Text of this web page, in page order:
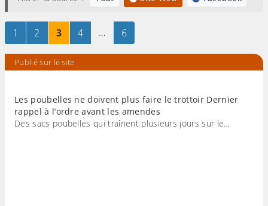
Page
1 sur 6Page
2 sur 6Page
3sur 6Page
4sur 6
… Page
6sur 6
Publié sur le site
Les poubelles ne doivent plus faire le trottoir Dernier
rappel à l’ordre avant les amendes
Des sacs poubelles qui traînent plusieurs jours sur le…